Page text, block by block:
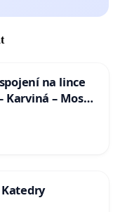
na lince
Karviná – Mosty